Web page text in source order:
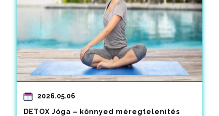
2026.05.06
DETOX Jóga – könnyed méregtelenítés